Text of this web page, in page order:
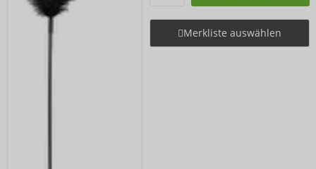
Merkliste auswählen